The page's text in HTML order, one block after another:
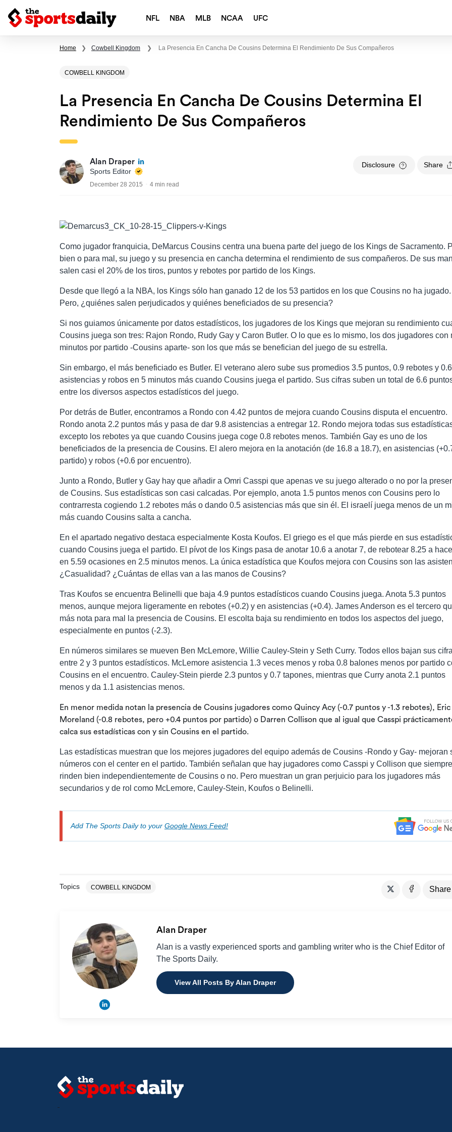
NFL NBA MLB NCAA UFC
Home ❯ Cowbell Kingdom ❯ La Presencia En Cancha De Cousins Determina El Rendimiento De Sus Compañeros
COWBELL KINGDOM
La Presencia En Cancha De Cousins Determina El
Rendimiento De Sus Compañeros
Alan Draper
Sports Editor
December 28 2015 4 min read
Disclosure Share
Como jugador franquicia, DeMarcus Cousins centra una buena parte del juego de los Kings de Sacramento.
bien o para mal, su juego y su presencia en cancha determina el rendimiento de sus compañeros. De sus
salen casi el 20% de los tiros, puntos y rebotes por partido de los Kings.
Desde que llegó a la NBA, los Kings sólo han ganado 12 de los 53 partidos en los que Cousins no ha jugado.
Pero, ¿quiénes salen perjudicados y quiénes beneficiados de su presencia?
Si nos guiamos únicamente por datos estadísticos, los jugadores de los Kings que mejoran su rendimiento
Cousins juega son tres: Rajon Rondo, Rudy Gay y Caron Butler. O lo que es lo mismo, los dos jugadores con
minutos por partido -Cousins aparte- son los que más se benefician del juego de su estrella.
Sin embargo, el más beneficiado es Butler. El veterano alero sube sus promedios 3.5 puntos, 0.9 rebotes y 0.6
asistencias y robos en 5 minutos más cuando Cousins juega el partido. Sus cifras suben un total de 6.6
entre los diversos aspectos estadísticos del juego.
Por detrás de Butler, encontramos a Rondo con 4.42 puntos de mejora cuando Cousins disputa el encuentro.
Rondo anota 2.2 puntos más y pasa de dar 9.8 asistencias a entregar 12. Rondo mejora todas sus
excepto los rebotes ya que cuando Cousins juega coge 0.8 rebotes menos. También Gay es uno de los
beneficiados de la presencia de Cousins. El alero mejora en la anotación (de 16.8 a 18.7), en asistencias
partido) y robos (+0.6 por encuentro).
Junto a Rondo, Butler y Gay hay que añadir a Omri Casspi que apenas ve su juego alterado o no por la
de Cousins. Sus estadísticas son casi calcadas. Por ejemplo, anota 1.5 puntos menos con Cousins pero lo
contrarresta cogiendo 1.2 rebotes más o dando 0.5 asistencias más que sin él. El israelí juega menos de un
más cuando Cousins salta a cancha.
En el apartado negativo destaca especialmente Kosta Koufos. El griego es el que más pierde en sus
cuando Cousins juega el partido. El pívot de los Kings pasa de anotar 10.6 a anotar 7, de rebotear 8.25 a
en 5.59 ocasiones en 2.5 minutos menos. La única estadística que Koufos mejora con Cousins son las
¿Casualidad? ¿Cuántas de ellas van a las manos de Cousins?
Tras Koufos se encuentra Belinelli que baja 4.9 puntos estadísticos cuando Cousins juega. Anota 5.3 puntos
menos, aunque mejora ligeramente en rebotes (+0.2) y en asistencias (+0.4). James Anderson es el tercero
más nota para mal la presencia de Cousins. El escolta baja su rendimiento en todos los aspectos del juego,
especialmente en puntos (-2.3).
En números similares se mueven Ben McLemore, Willie Cauley-Stein y Seth Curry. Todos ellos bajan sus
entre 2 y 3 puntos estadísticos. McLemore asistencia 1.3 veces menos y roba 0.8 balones menos por partido
Cousins en el encuentro. Cauley-Stein pierde 2.3 puntos y 0.7 tapones, mientras que Curry anota 2.1 puntos
menos y da 1.1 asistencias menos.
En menor medida notan la presencia de Cousins jugadores como Quincy Acy (-0.7 puntos y -1.3 rebotes), Eric
Moreland (-0.8 rebotes, pero +0.4 puntos por partido) o Darren Collison que al igual que Casspi
calca sus estadísticas con y sin Cousins en el partido.
Las estadísticas muestran que los mejores jugadores del equipo además de Cousins -Rondo y Gay- mejoran
números con el center en el partido. También señalan que hay jugadores como Casspi y Collison que siempre
rinden bien independientemente de Cousins o no. Pero muestran un gran perjuicio para los jugadores más
secundarios y de rol como McLemore, Cauley-Stein, Koufos o Belinelli.
Add The Sports Daily to your Google News Feed!
Topics COWBELL KINGDOM Share
Alan Draper
Alan is a vastly experienced sports and gambling writer who is the Chief Editor of
The Sports Daily.
View All Posts By Alan Draper